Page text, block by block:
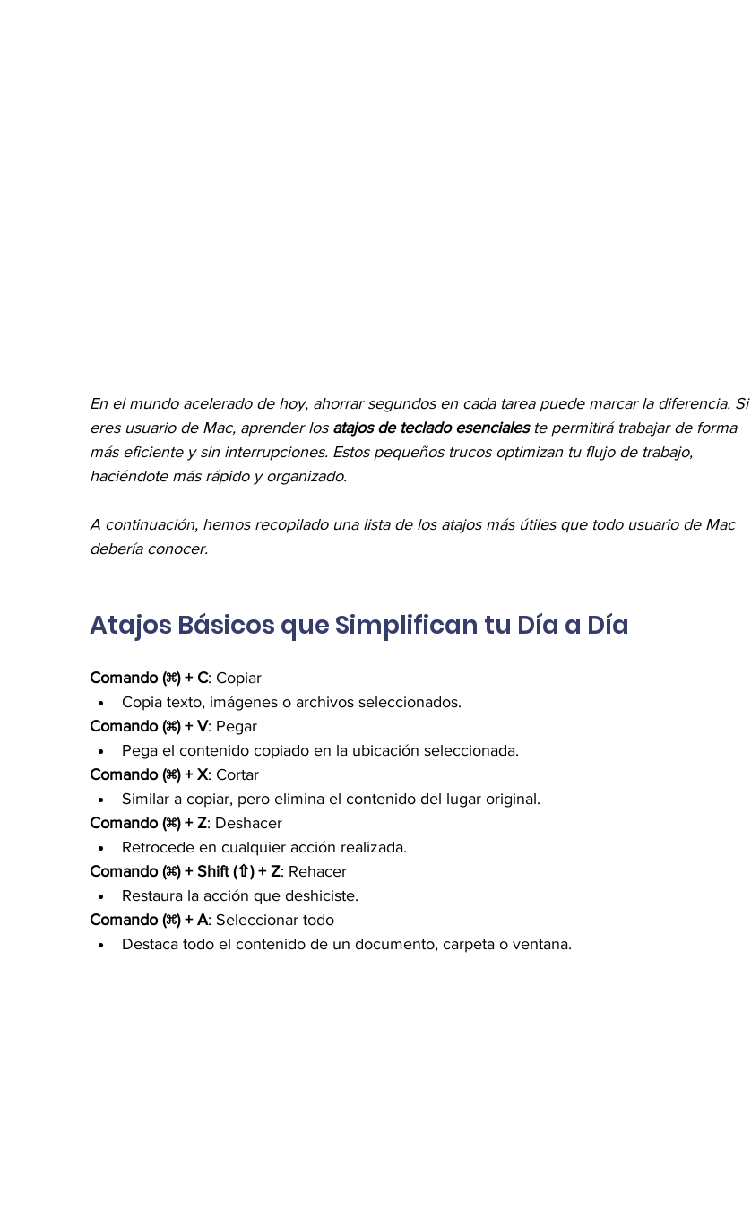
En el mundo acelerado de hoy, ahorrar segundos en cada tarea puede marcar la diferencia. Si
eres usuario de Mac, aprender los atajos de teclado esenciales te permitirá trabajar de forma
más eficiente y sin interrupciones. Estos pequeños trucos optimizan tu flujo de trabajo,
haciéndote más rápido y organizado.
A continuación, hemos recopilado una lista de los atajos más útiles que todo usuario de Mac
debería conocer.
Atajos Básicos que Simplifican tu Día a Día
Comando (⌘) + C: Copiar
Copia texto, imágenes o archivos seleccionados.
Comando (⌘) + V: Pegar
Pega el contenido copiado en la ubicación seleccionada.
Comando (⌘) + X: Cortar
Similar a copiar, pero elimina el contenido del lugar original.
Comando (⌘) + Z: Deshacer
Retrocede en cualquier acción realizada.
Comando (⌘) + Shift (⇧) + Z: Rehacer
Restaura la acción que deshiciste.
Comando (⌘) + A: Seleccionar todo
Destaca todo el contenido de un documento, carpeta o ventana.